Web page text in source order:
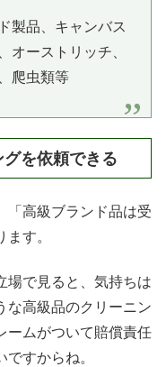
製品、キャンバス
オーストリッチ、
爬虫類等
を依頼できる
「高級ブランド品は受
す。
場で見ると、気持ちは
な高級品のクリーニン
ームがついて賠償責任
すからね。